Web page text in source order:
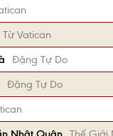
Vatican
Đặng Tự Do
Đặng Tự Do